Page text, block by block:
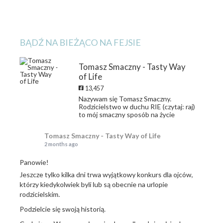
BĄDŹ NA BIEŻĄCO NA FEJSIE
Tomasz Smaczny - Tasty Way
of Life
13,457
Nazywam się Tomasz Smaczny.
Rodzicielstwo w duchu RIE (czytaj: raj)
to mój smaczny sposób na życie
Tomasz Smaczny - Tasty Way of Life
2 months ago
Panowie!
Jeszcze tylko kilka dni trwa wyjątkowy konkurs dla ojców,
którzy kiedykolwiek byli lub są obecnie na urlopie
rodzicielskim.
Podzielcie się swoją historią.